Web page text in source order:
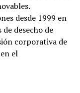
desde 1999 en
desecho de
corporativa de
el